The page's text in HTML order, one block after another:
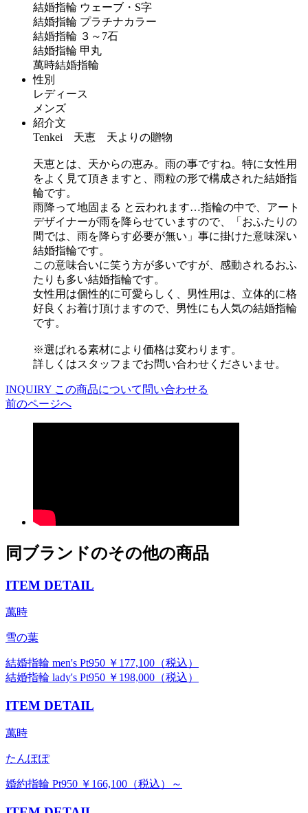
結婚指輪 ウェーブ・S字
結婚指輪 プラチナカラー
結婚指輪 ３～7石
結婚指輪 甲丸
萬時結婚指輪
性別
レディース
メンズ
紹介文
Tenkei 天恵 天よりの贈物
天恵とは、天からの恵み。雨の事ですね。特に女性用
をよく見て頂きますと、雨粒の形で構成された結婚指
輪です。
雨降って地固まる と云われます…指輪の中で、アート
デザイナーが雨を降らせていますので、「おふたりの
間では、雨を降らす必要が無い」事に掛けた意味深い
結婚指輪です。
この意味合いに笑う方が多いですが、感動されるおふ
たりも多い結婚指輪です。
女性用は個性的に可愛らしく、男性用は、立体的に格
好良くお着け頂けますので、男性にも人気の結婚指輪
です。
※選ばれる素材により価格は変わります。
詳しくはスタッフまでお問い合わせくださいませ。
INQUIRY この商品について問い合わせる
前のページへ
同ブランドのその他の商品
ITEM DETAIL
萬時
雪の葉
結婚指輪 men's Pt950 ￥177,100（税込）
結婚指輪 lady's Pt950 ￥198,000（税込）
ITEM DETAIL
萬時
たんぽぽ
婚約指輪 Pt950 ￥166,100（税込）～